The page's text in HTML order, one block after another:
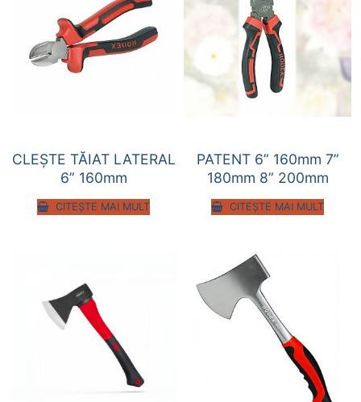
CLEȘTE TĂIAT LATERAL
6” 160mm
CITEȘTE MAI MULT
PATENT 6” 160mm 7”
180mm 8” 200mm
CITEȘTE MAI MULT